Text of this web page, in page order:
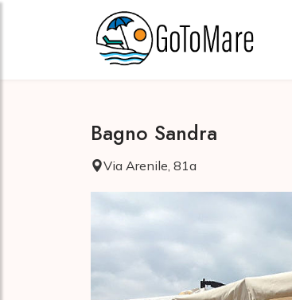
Bagno Sandra
Via Arenile, 81a